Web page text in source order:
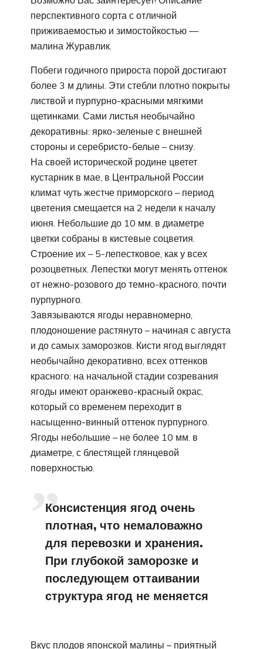
перспективного сорта с отличной
приживаемостью и зимостойкостью —
малина Журавлик.
Побеги годичного прироста порой достигают
более 3 м длины. Эти стебли плотно покрыты
листвой и пурпурно-красными мягкими
щетинками. Сами листья необычайно
декоративны: ярко-зеленые с внешней
стороны и серебристо-белые – снизу.
На своей исторической родине цветет
кустарник в мае, в Центральной России
климат чуть жестче приморского – период
цветения смещается на 2 недели к началу
июня. Небольшие до 10 мм. в диаметре
цветки собраны в кистевые соцветия.
Строение их – 5-лепестковое, как у всех
розоцветных. Лепестки могут менять оттенок
от нежно-розового до темно-красного, почти
пурпурного.
Завязываются ягоды неравномерно,
плодоношение растянуто – начиная с августа
и до самых заморозков. Кисти ягод выглядят
необычайно декоративно, всех оттенков
красного: на начальной стадии созревания
ягоды имеют оранжево-красный окрас,
который со временем переходит в
насыщенно-винный оттенок пурпурного.
Ягоды небольшие – не более 10 мм. в
диаметре, с блестящей глянцевой
поверхностью.
Консистенция ягод очень
плотная, что немаловажно
для перевозки и хранения.
При глубокой заморозке и
последующем оттаивании
структура ягод не меняется
Вкус плодов японской малины – приятный